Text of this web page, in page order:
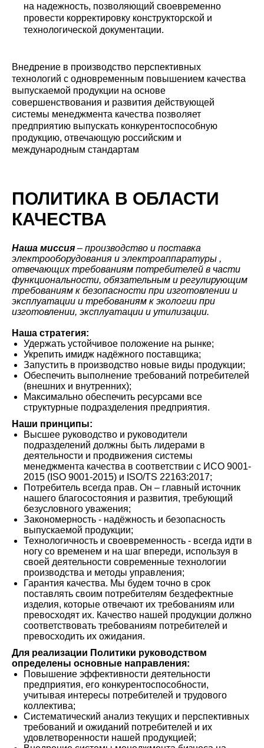
на надежность, позволяющий своевременно
провести корректировку конструкторской и
технологической документации.
Внедрение в производство перспективных
технологий с одновременным повышением качества
выпускаемой продукции на основе
совершенствования и развития действующей
системы менеджмента качества позволяет
предприятию выпускать конкурентоспособную
продукцию, отвечающую российским и
международным стандартам
ПОЛИТИКА В ОБЛАСТИ
КАЧЕСТВА
Наша миссия – производство и поставка
электрооборудования и электроаппаратуры ,
отвечающих требованиям потребителей в части
функциональности, обязательным и регулирующим
требованиям к безопасности при изготовлении и
эксплуатации и требованиям к экологии при
изготовлении, эксплуатации и утилизации.
Наша стратегия:
Удержать устойчивое положение на рынке;
Укрепить имидж надёжного поставщика;
Запустить в производство новые виды продукции;
Обеспечить выполнение требований потребителей
(внешних и внутренних);
Максимально обеспечить ресурсами все
структурные подразделения предприятия.
Наши принципы:
Высшее руководство и руководители
подразделений должны быть лидерами в
деятельности и продвижения системы
менеджмента качества в соответствии с ИСО 9001-
2015 (ISO 9001-2015) и ISO/TS 22163:2017;
Потребитель всегда прав. Он – главный источник
нашего благосостояния и развития, требующий
безусловного уважения;
Закономерность - надёжность и безопасность
выпускаемой продукции;
Технологичность и своевременность - всегда идти в
ногу со временем и на шаг впереди, используя в
своей деятельности современные технологии
производства и методы управления;
Гарантия качества. Мы будем точно в срок
поставлять своим потребителям бездефектные
изделия, которые отвечают их требованиям или
превосходят их. Качество нашей продукции должно
соответствовать требованиям потребителей и
превосходить их ожидания.
Для реализации Политики руководством
определены основные направления:
Повышение эффективности деятельности
предприятия, его конкурентоспособности,
учитывая интересы потребителей и трудового
коллектива;
Систематический анализ текущих и перспективных
требований и ожиданий потребителей и их
удовлетворенности нашей продукцией;